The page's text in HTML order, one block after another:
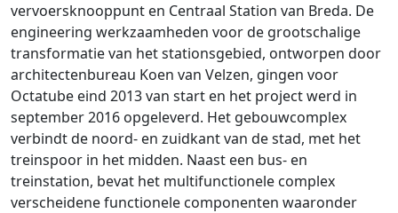
vervoersknooppunt en Centraal Station van Breda. De
engineering werkzaamheden voor de grootschalige
transformatie van het stationsgebied, ontworpen door
architectenbureau Koen van Velzen, gingen voor
Octatube eind 2013 van start en het project werd in
september 2016 opgeleverd. Het gebouwcomplex
verbindt de noord- en zuidkant van de stad, met het
treinspoor in het midden. Naast een bus- en
treinstation, bevat het multifunctionele complex
verscheidene functionele componenten waaronder